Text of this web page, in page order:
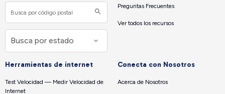
Preguntas Frecuentes
Ver todos los recursos
Herramientas de internet
Test Velocidad — Medir Velocidad de
Internet
Conecta con Nosotros
Acerca de Nosotros